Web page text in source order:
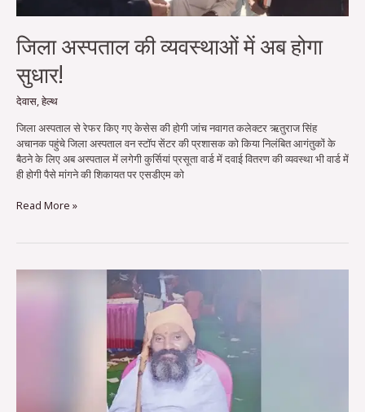
जिला अस्पताल की व्यवस्थाओं में अब होगा
सुधार!
देवास,हेल्थ
जिला अस्पताल से रेफर किए गए केसेस की होगी जांच नवागत कलेक्टर ऋतुराज सिंह
अचानक पहुंचे जिला अस्पताल वन स्टॉप सेंटर की प्रशासक को किया निलंबित आगंतुकों के
बैठने के लिए अब अस्पताल में लगेगी कुर्सियां प्रसूता वार्ड में दवाई वितरण की व्यवस्था भी वार्ड में
ही होगी पैसे मांगने की शिकायत पर एसडीएम को
Read More »